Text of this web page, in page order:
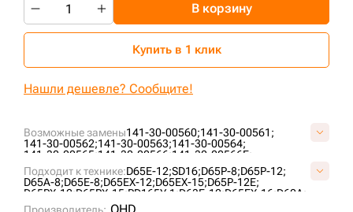
Возможные замены141-30-00560;141-30-00561;
141-30-00562;141-30-00563;141-30-00564;
141-30-00565;141-30-00566;141-30-00566E;
144-81-30050;
144-81-30051; 144-81-30052;
144-81-30053;144-81-30054;14X-30-00140;
14X-30-00141;14X-30-00142;14X-30-00143;
Подходит к технике:D65E-12;SD16;D65P-8;D65P-12;
D65A-8;D65E-8;D65EX-12;D65EX-15;D65P-12E;
D65PX-12;D65PX-15;PD165Y-1;D63E-12;D65EX-16;D60A;
TA1602;
ZD160;
В корзину
Купить в 1 клик
Нашли дешевле? Сообщите!